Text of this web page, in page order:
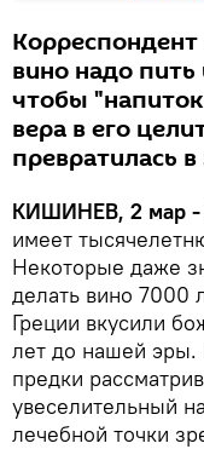
вино надо пить
чтобы
вера в его
превратилась
КИШИНЕВ, 2 мар -
имеет
Некоторые даже
делать вино 7000
Греции вкусили
лет до нашей эры.
предки
увеселительный
лечебной точки